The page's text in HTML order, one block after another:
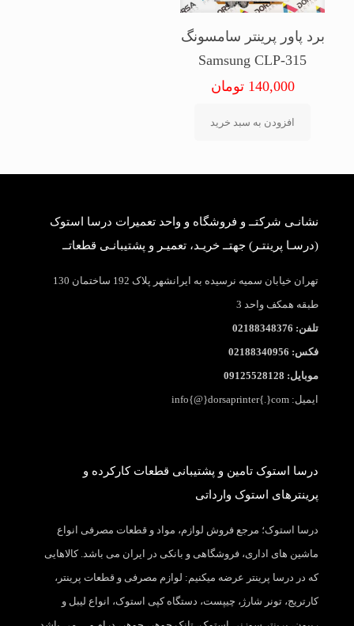
برد پاور پرینتر سامسونگ
Samsung CLP-315
140,000 تومان
افزودن به سبد خرید
نشانـی شرکتــ و فروشگاه و واحد تعمیرات درسا استوک
(درسـا پرینتـر) جهتــ خریـد، تعمیـر و پشتیبانـی قطعاتــ
تهران خیابان سمیه نرسیده به ایرانشهر پلاک 192 ساختمان 130
طبقه همکف واحد 3
تلفن: 02188348376
فکس: 02188340956
موبایل: 09125528128
ایمیل: info{@}dorsaprinter{.}com
درسا استوک تامین و پشتیبانی قطعات کارکرده و
پرینترهای استوک وارداتی
درسا استوک؛ مرجع فروش لوازم، مواد و قطعات مصرفی انواع
ماشین های اداری، فروشگاهی و بانکی در ایران می باشد. کالاهایی
که در درسا پرینتر عرضه میکنیم: لوازم مصرفی و قطعات پرینتر،
کارتریج، تونر شارژ، چیپست، دستگاه کپی استوک، انواع لیبل و